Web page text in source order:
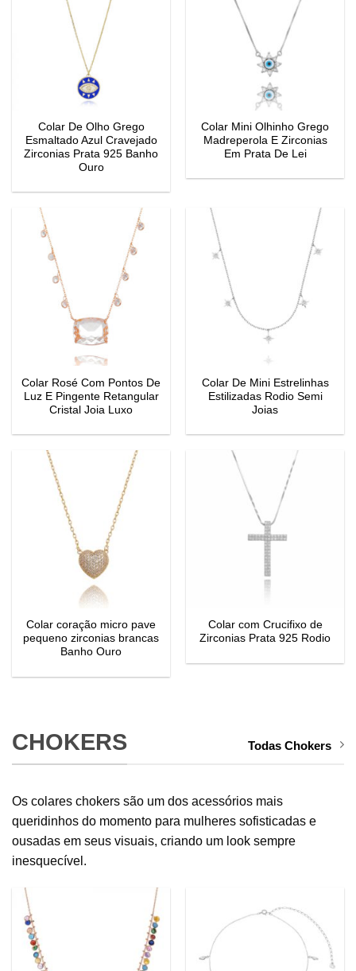
Colar De Olho Grego
Esmaltado Azul Cravejado
Zirconias Prata 925 Banho
Ouro
Colar Mini Olhinho Grego
Madreperola E Zirconias
Em Prata De Lei
Colar Rosé Com Pontos De
Luz E Pingente Retangular
Cristal Joia Luxo
Colar De Mini Estrelinhas
Estilizadas Rodio Semi
Joias
Colar coração micro pave
pequeno zirconias brancas
Banho Ouro
Colar com Crucifixo de
Zirconias Prata 925 Rodio
CHOKERS Todas Chokers
Os colares chokers são um dos acessórios mais
queridinhos do momento para mulheres sofisticadas e
ousadas em seus visuais, criando um look sempre
inesquecível.